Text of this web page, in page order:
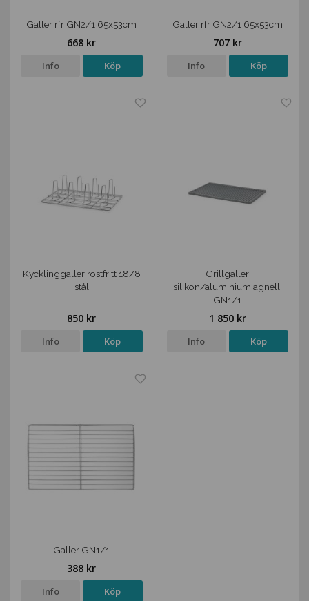
Galler rfr GN2/1 65x53cm
668 kr
Info Köp
Galler rfr GN2/1 65x53cm
707 kr
Info Köp
Kycklinggaller rostfritt 18/8
stål
850 kr
Info Köp
Grillgaller
silikon/aluminium agnelli
GN1/1
1 850 kr
Info Köp
Galler GN1/1
388 kr
Info Köp